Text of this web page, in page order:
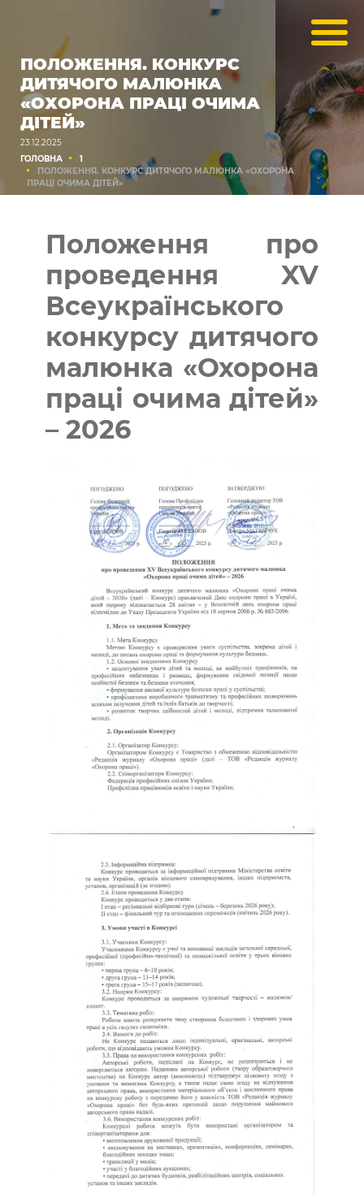
ПОЛОЖЕННЯ. КОНКУРС
ДИТЯЧОГО МАЛЮНКА
«ОХОРОНА ПРАЦІ ОЧИМА
ДІТЕЙ»
23.12.2025
ГОЛОВНА
1
ПОЛОЖЕННЯ. КОНКУРС ДИТЯЧОГО МАЛЮНКА «ОХОРОНА
ПРАЦІ ОЧИМА ДІТЕЙ»
Положення про
проведення XV
Всеукраїнського
конкурсу дитячого
малюнка «Охорона
праці очима дітей»
– 2026